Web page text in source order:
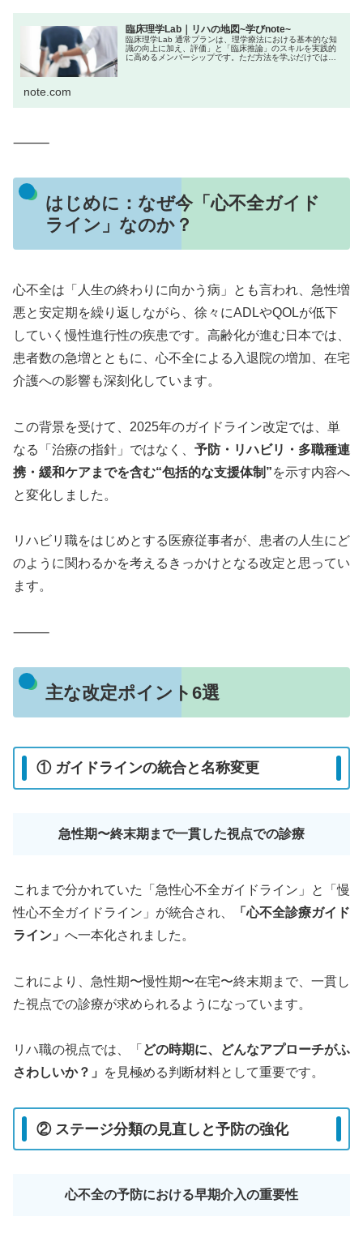
臨床理学Lab｜リハの地図~学びnote~
臨床理学Lab 通常プランは、理学療法における基本的な知
識の向上に加え、評価」と「臨床推論」のスキルを実践的
に高めるメンバーシップです。ただ方法を学ぶだけではな
note.com
⸻
はじめに：なぜ今「心不全ガイド
ライン」なのか？
心不全は「人生の終わりに向かう病」とも言われ、急性増
悪と安定期を繰り返しながら、徐々にADLやQOLが低下
していく慢性進行性の疾患です。高齢化が進む日本では、
患者数の急増とともに、心不全による入退院の増加、在宅
介護への影響も深刻化しています。
この背景を受けて、2025年のガイドライン改定では、単
なる「治療の指針」ではなく、 予防・リハビリ・多職種連
携・緩和ケアまでを含む“包括的な支援体制”を示す内容へ
と変化しました。
リハビリ職をはじめとする医療従事者が、患者の人生にど
のように関わるかを考えるきっかけとなる改定と思ってい
ます。
⸻
主な改定ポイント6選
① ガイドラインの統合と名称変更
急性期〜終末期まで一貫した視点での診療
これまで分かれていた「急性心不全ガイドライン」と「慢
性心不全ガイドライン」が統合され、
「心不全診療ガイド
ライン」 へ一本化されました。
これにより、急性期〜慢性期〜在宅〜終末期まで、一貫し
た視点での診療が求められるようになっています。
リハ職の視点では、「 どの時期に、どんなアプローチがふ
さわしいか？」
を見極める判断材料として重要です。
② ステージ分類の見直しと予防の強化
心不全の予防における早期介入の重要性